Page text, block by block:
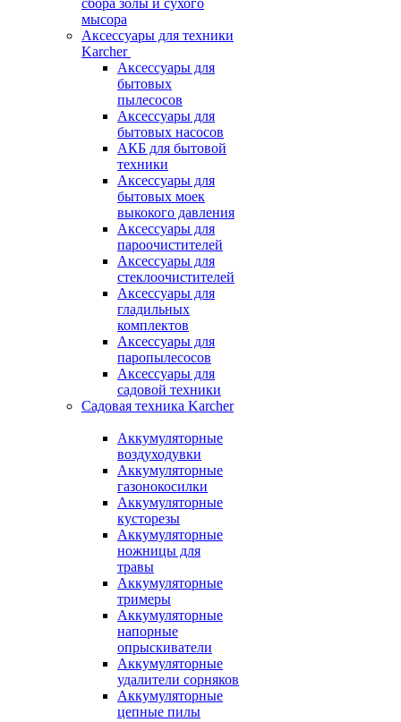
сбора золы и сухого
мысора
Аксессуары для техники
Karcher
Аксессуары для
бытовых
пылесосов
Аксессуары для
бытовых насосов
АКБ для бытовой
техники
Аксессуары для
бытовых моек
выкокого давления
Аксессуары для
пароочистителей
Аксессуары для
стеклоочистителей
Аксессуары для
гладильных
комплектов
Аксессуары для
паропылесосов
Аксессуары для
садовой техники
Садовая техника Karcher
Аккумуляторные
воздуходувки
Аккумуляторные
газонокосилки
Аккумуляторные
кусторезы
Аккумуляторные
ножницы для
травы
Аккумуляторные
тримеры
Аккумуляторные
напорные
опрыскиватели
Аккумуляторные
удалители сорняков
Аккумуляторные
цепные пилы